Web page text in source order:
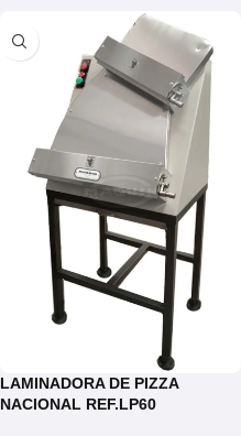
LAMINADORA DE PIZZA
NACIONAL REF.LP60